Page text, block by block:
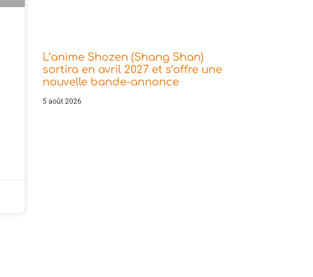
L’anime Shozen (Shang Shan)
sortira en avril 2027 et s’offre une
nouvelle bande-annonce
5 août 2026